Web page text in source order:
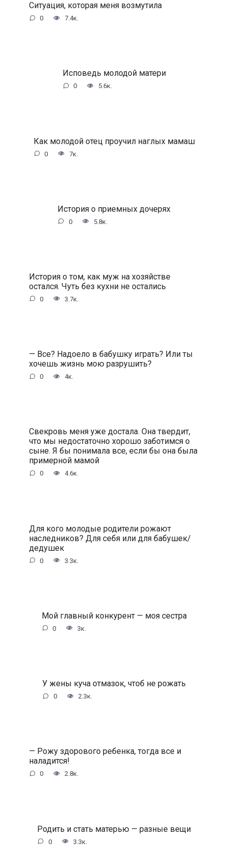
Ситуация, которая меня возмутила
0 7.4к.
Исповедь молодой матери
0 5.6к.
Как молодой отец проучил наглых мамаш
0 7к.
История о приемных дочерях
0 5.8к.
История о том, как муж на хозяйстве
остался. Чуть без кухни не остались
0 3.7к.
— Все? Надоело в бабушку играть? Или ты
хочешь жизнь мою разрушить?
0 4к.
Свекровь меня уже достала. Она твердит,
что мы недостаточно хорошо заботимся о
сыне. Я бы понимала все, если бы она была
примерной мамой
0 4.6к.
Для кого молодые родители рожают
наследников? Для себя или для бабушек/
дедушек
0 3.3к.
Мой главный конкурент — моя сестра
0 3к.
У жены куча отмазок, чтоб не рожать
0 2.3к.
— Рожу здорового ребенка, тогда все и
наладится!
0 2.8к.
Родить и стать матерью — разные вещи
0 3.3к.